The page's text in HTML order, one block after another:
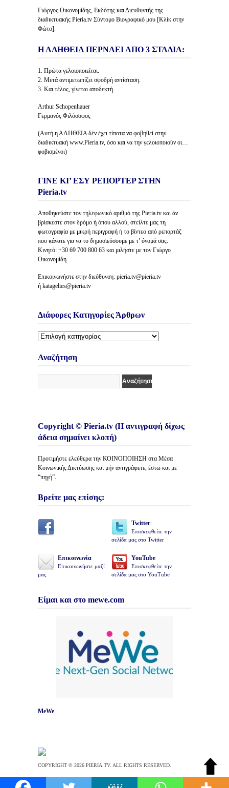
Γιώργος Οικονομίδης, Εκδότης και Διευθυντής της
διαδικτυακής Pieria.tv Σύντομο Βιογραφικό μου [Κλίκ στην
Φώτο].
Η ΑΛΗΘΕΙΑ ΠΕΡΝΑΕΙ ΑΠΟ 3 ΣΤΑΔΙΑ:
1. Πρώτα γελοιοποιείται.
2. Μετά αντιμετωπίζει σφοδρή αντίσταση.
3. Και τέλος, γίνεται αποδεκτή.
Arthur Schopenhauer
Γερμανός Φιλόσοφος
(Αυτή η ΑΛΗΘΕΙΑ δέν έχει τίποτα να φοβηθεί στην
διαδικτυακή www.Pieria.tv, όσο και να την γελοιοποιούν οι…
φοβισμένοι)
ΓΙΝΕ ΚΙ’ ΕΣΥ ΡΕΠΟΡΤΕΡ ΣΤΗΝ
Pieria.tv
Αποθηκεύστε τον τηλεφωνικό αριθμό της Pieria.tv και άν
βρίσκεστε στον δρόμο ή όπου αλλού, στείλτε μας τη
φωτογραφία με μικρή περιγραφή ή το βίντεο από ρεπορτάζ
που κάνατε για να το δημοσιεύσουμε με τ’ όνομά σας.
Κινητό: +30 69 700 800 63 και μιλήστε με τον Γιώργο
Οικονομίδη
Επικοινωνήστε στην διεύθυνση: pieria.tv@pieria.tv
ή katagelies@pieria.tv
Διάφορες Κατηγορίες Άρθρων
Διάφορες
Άρθρων
Αναζήτηση
Copyright © Pieria.tv (Η αντιγραφή δίχως
άδεια σημαίνει κλοπή)
Προτιμήστε ελεύθερα την ΚΟΙΝΟΠΟΙΗΣΗ στα Μέσα
Κοινωνικής Δικτύωσης και μήν αντιγράφετε, έστω και με
“πηγή”.
Βρείτε μας επίσης:
Twitter
Επισκεφθείτε την
σελίδα μας στο Twitter
Επικοινωνία
Επικοινωνήστε μαζί
μας
YouTube
Επισκεφθείτε την
σελίδα μας στο YouTube
Είμαι και στο mewe.com
MeWe
COPYRIGHT © 2026 PIERIA.TV. ALL RIGHTS RESERVED.